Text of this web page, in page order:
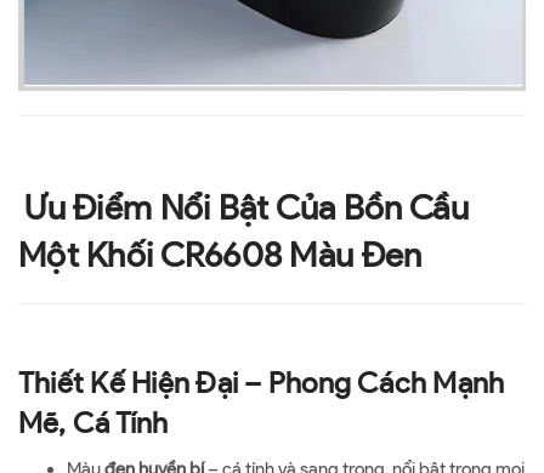
Ưu Điểm Nổi Bật Của Bồn Cầu
Một Khối CR6608 Màu Đen
Thiết Kế Hiện Đại – Phong Cách Mạnh
Mẽ, Cá Tính